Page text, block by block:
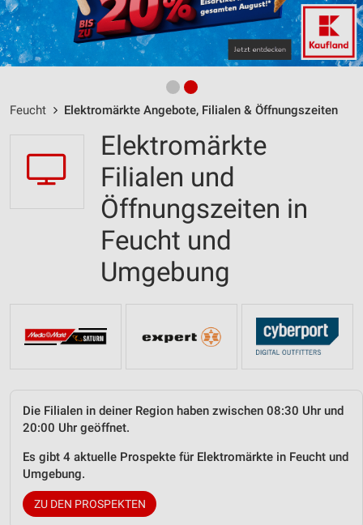
Feucht Elektromärkte Angebote, Filialen & Öffnungszeiten
Elektromärkte
Filialen und
Öffnungszeiten in
Feucht und
Umgebung
Die Filialen in deiner Region haben zwischen 08:30 Uhr und
20:00 Uhr geöffnet.
Es gibt 4 aktuelle Prospekte für Elektromärkte in Feucht und
Umgebung.
ZU DEN PROSPEKTEN